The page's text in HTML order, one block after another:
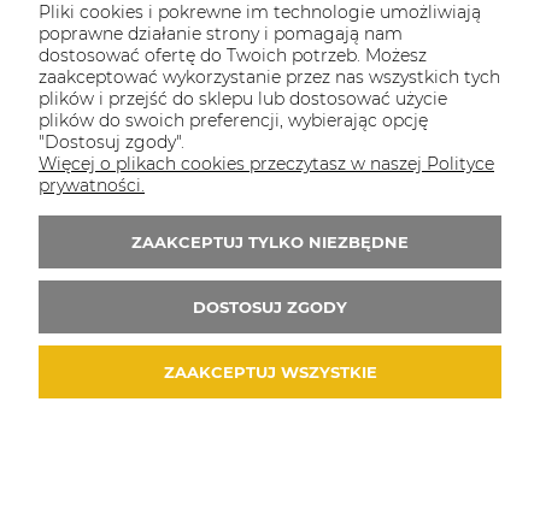
COULEUR CARAMEL
Zapraszamy do kontaktu od poniedziałku do
piątku w godzinach 8:00 - 16:00
Zapisz się do newslettera
Otrzymasz powiadomienia o promocjach i
nowościach...i odbierzesz kupon o wartości 10
zł na pierwsze zakupy!
Pliki cookies i pokrewne im technologie umożliwiają
poprawne działanie strony i pomagają nam
dostosować ofertę do Twoich potrzeb. Możesz
zaakceptować wykorzystanie przez nas wszystkich tych
plików i przejść do sklepu lub dostosować użycie
plików do swoich preferencji, wybierając opcję
"Dostosuj zgody".
Więcej o plikach cookies przeczytasz w naszej Polityce
prywatności.
ZAAKCEPTUJ TYLKO NIEZBĘDNE
DOSTOSUJ ZGODY
ZAAKCEPTUJ WSZYSTKIE